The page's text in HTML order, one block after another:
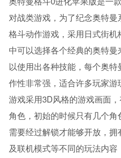
对战类游戏，为了纪念奥特
格斗动作游戏，采用日式街
中可以选择各个经典的奥特
以使用出各种技能，每个奥
作性非常强，适合许多玩家游
游戏采用3D风格的游戏画面
角色，初始的时候只有几个
需要经过解锁才能够开放，
及联机模式等不同的玩法内